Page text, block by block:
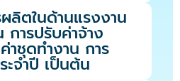
ลิตในด้านแรงงาน
การปรับค่าจ้าง
าชุดทำงาน การ
จำปี เป็นต้น